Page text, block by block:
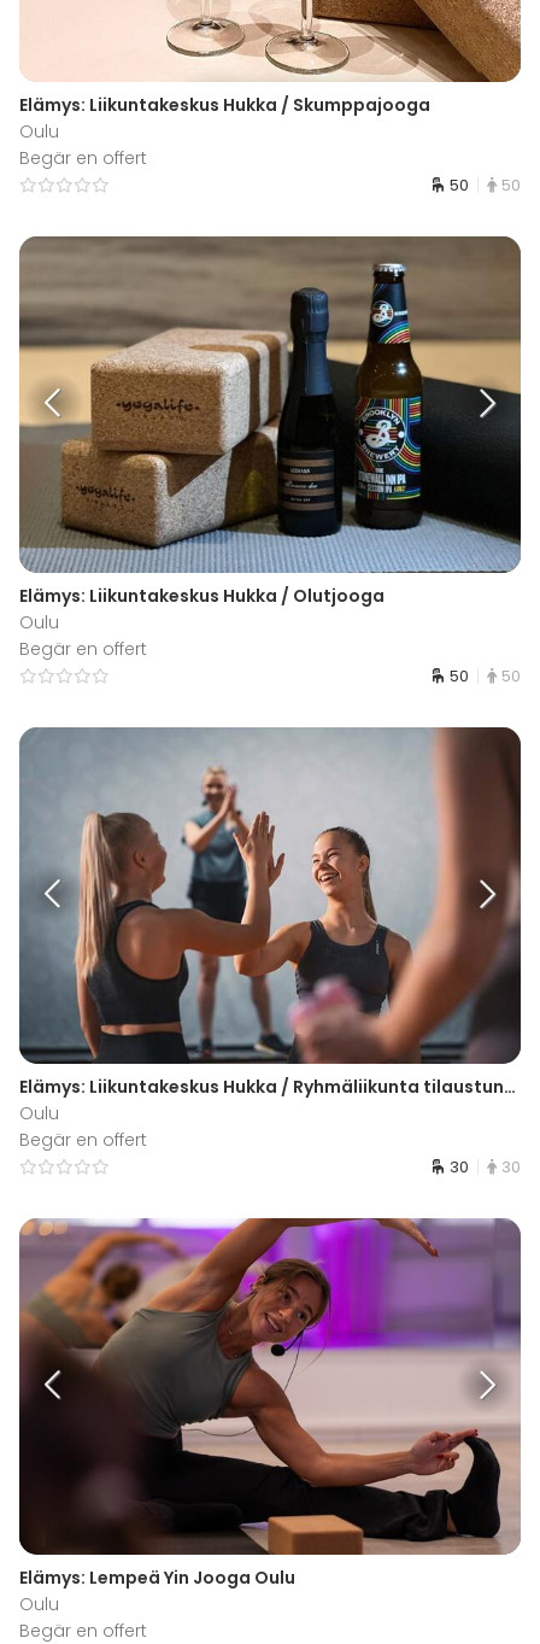
Elämys: Liikuntakeskus Hukka / Skumppajooga
Oulu
Begär en offert
50 50
Elämys: Liikuntakeskus Hukka / Olutjooga
Oulu
Begär en offert
50 50
Elämys: Liikuntakeskus Hukka / Ryhmäliikunta tilaustunnit
Oulu
Begär en offert
30 30
Elämys: Lempeä Yin Jooga Oulu
Oulu
Begär en offert